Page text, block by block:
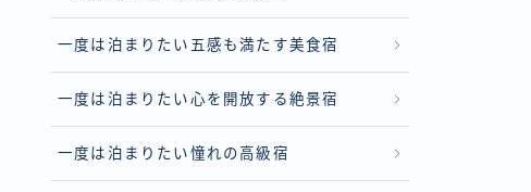
一度は泊まりたい五感も満たす美食宿
一度は泊まりたい心を開放する絶景宿
一度は泊まりたい憧れの高級宿